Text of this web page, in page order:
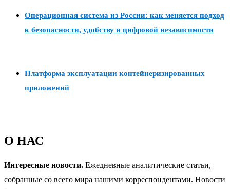
Операционная система из России: как меняется подход
к безопасности, удобству и цифровой независимости
Платформа эксплуатации контейнеризированных
приложений
О НАС
Интересные новости. Ежедневные аналитические статьи,
собранные со всего мира нашими корреспондентами. Новости